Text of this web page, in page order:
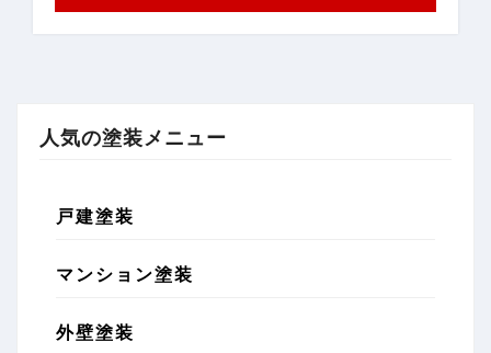
人気の塗装メニュー
戸建塗装
マンション塗装
外壁塗装